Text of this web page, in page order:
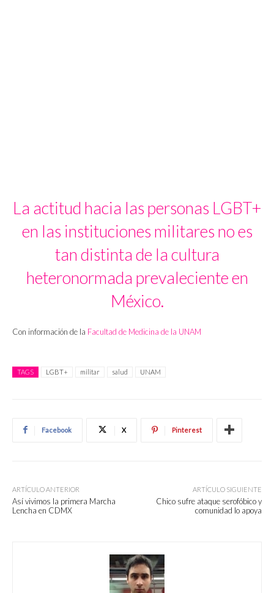
La actitud hacia las personas LGBT+
en las instituciones militares no es
tan distinta de la cultura
heteronormada prevaleciente en
México.
Con información de la Facultad de Medicina de la UNAM
TAGS LGBT+ militar salud UNAM
Facebook X Pinterest
ARTÍCULO ANTERIOR
Así vivimos la primera Marcha
Lencha en CDMX
ARTÍCULO SIGUIENTE
Chico sufre ataque serofóbico y
comunidad lo apoya